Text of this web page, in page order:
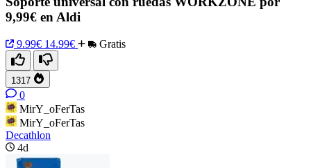
9,99€ en Aldi
9.99€ 14.99€ Gratis
1317
0
MirY_oFerTas
MirY_oFerTas
Decathlon
4d